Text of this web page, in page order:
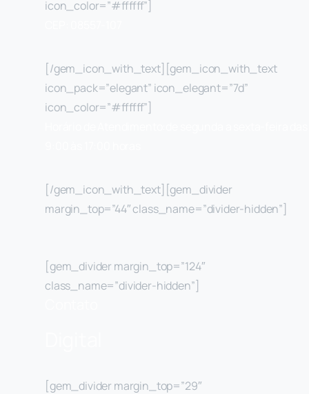
icon_color=”#ffffff”]
[/gem_icon_with_text][gem_icon_with_text
icon_pack=”elegant” icon_elegant=”7d”
icon_color=”#ffffff”]
[/gem_icon_with_text][gem_divider
margin_top=”44″ class_name=”divider-hidden”]
[gem_divider margin_top=”124″
class_name=”divider-hidden”]
[gem_divider margin_top=”29″